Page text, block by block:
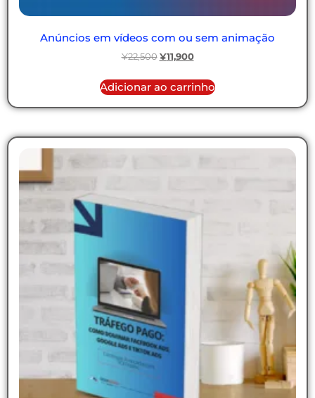
Anúncios em vídeos com ou sem animação
¥22,500 ¥11,900
Adicionar ao carrinho